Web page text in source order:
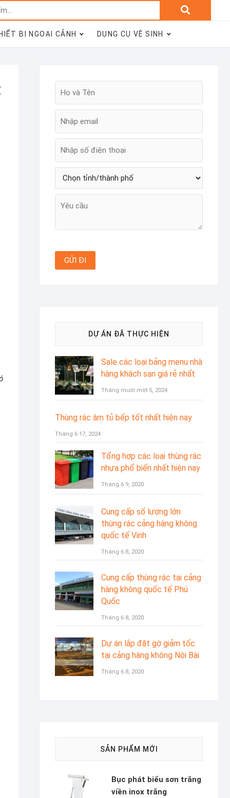
kiếm:
BỊ NGOẠI CẢNH DỤNG CỤ VỆ SINH
DỰ ÁN ĐÃ THỰC HIỆN
Sale các loại bảng menu nhà
hàng khách sạn giá rẻ nhất
Tháng mười một 5, 2024
Thùng rác âm tủ bếp tốt nhất hiện nay
Tháng 6 17, 2024
Tổng hợp các loại thùng rác
nhựa phổ biến nhất hiện nay
Tháng 6 9, 2020
Cung cấp số lượng lớn
thùng rác cảng hàng không
quốc tế Vinh
Tháng 6 8, 2020
Cung cấp thùng rác tại cảng
hàng không quốc tế Phú
Quốc
Tháng 6 8, 2020
Dự án lắp đặt gờ giảm tốc
tại cảng hàng không Nội Bài
Tháng 6 8, 2020
SẢN PHẨM MỚI
Bục phát biểu sơn trắng
viền inox trắng